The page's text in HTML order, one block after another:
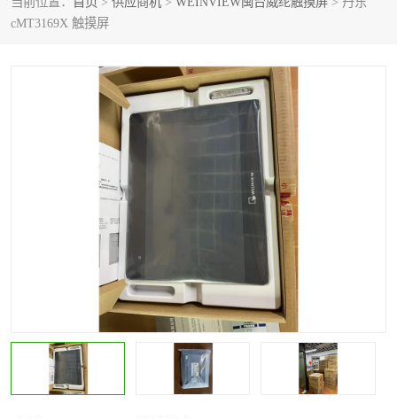
cMT3169X 触摸屏
丹佛斯变频器 MOXA通讯模块
魏德米勒工具 西门子
其他
安士能开关
普洛菲斯触摸屏
魏德米勒继电器 施迈赛限位开关